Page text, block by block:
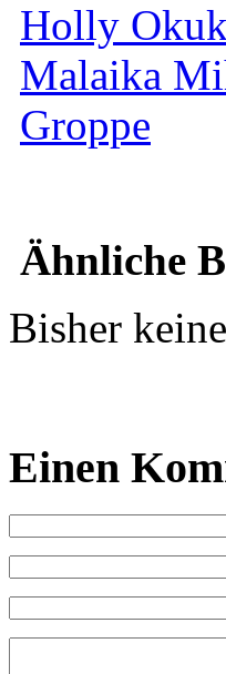
Holly
Malaika
Groppe
Ähnliche
Bisher
Einen